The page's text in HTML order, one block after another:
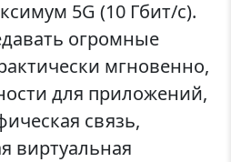
5G (10 Гбит/с).
огромные
мгновенно,
для приложений,
связь,
виртуальная